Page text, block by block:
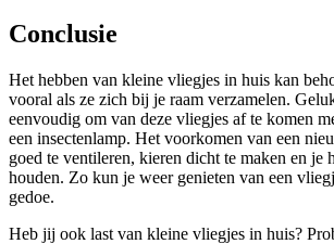
Conclusie
Het hebben van kleine vliegjes in huis kan
vooral als ze zich bij je raam verzamelen.
eenvoudig om van deze vliegjes af te komen
een insectenlamp. Het voorkomen van een
goed te ventileren, kieren dicht te maken en je
houden. Zo kun je weer genieten van een
gedoe.
Heb jij ook last van kleine vliegjes in huis?